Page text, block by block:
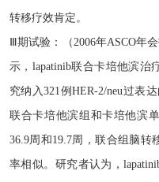
转移疗效肯定。
Ⅲ期试验：（2006年ASCO年
示，lapatinib联合卡培他滨治
究纳入321例HER-2/neu过表
联合卡培他滨组和卡培他滨
36.9周和19.7周，联合组脑转
率相似。研究者认为，